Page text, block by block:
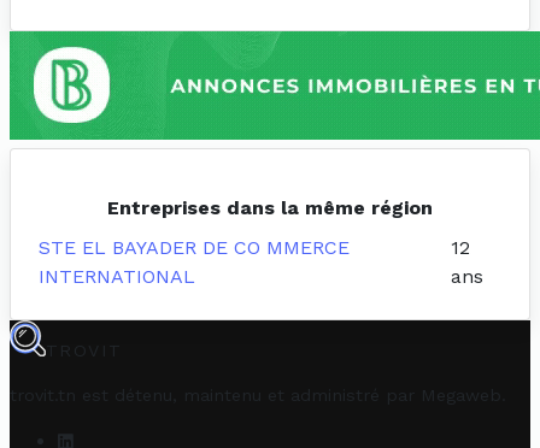
Entreprises dans la même région
STE EL BAYADER DE CO MMERCE
INTERNATIONAL
12
ans
TROVIT
trovit.tn est détenu, maintenu et administré par Megaweb